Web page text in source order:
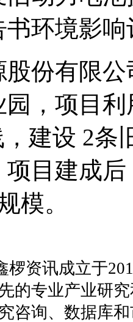
环境影
份有限
，项目
，建设 2
项目建成
模。
椤资讯成立于
的专业产业研
咨询、数据库